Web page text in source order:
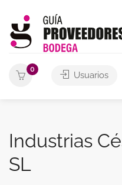
0
Usuarios
Industrias
SL